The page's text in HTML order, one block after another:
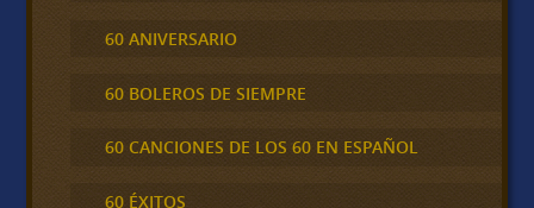
60 ANIVERSARIO
60 BOLEROS DE SIEMPRE
60 CANCIONES DE LOS 60 EN ESPAÑOL
60 ÉXITOS